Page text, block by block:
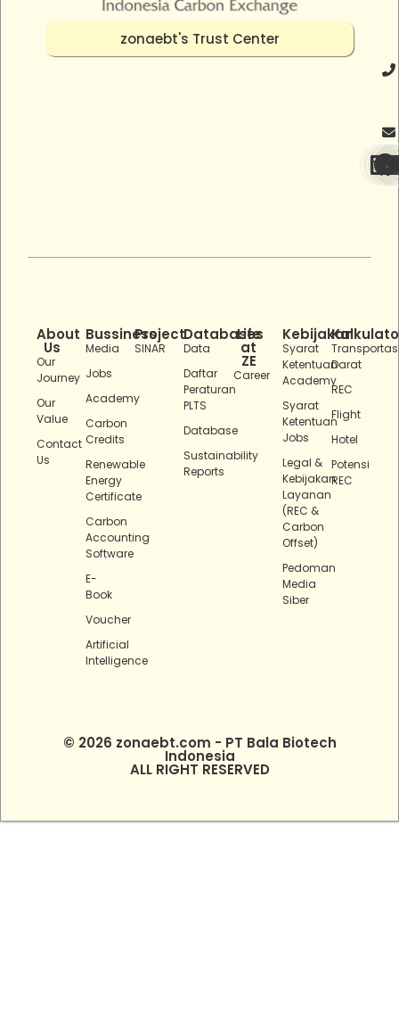
zonaebt's Trust Center
About
Us
Our
Journey
Our
Value
Contact
Us
Bussiness
Media
Jobs
Academy
Carbon
Credits
Renewable
Energy
Certificate
Carbon
Accounting
Software
E-
Book
Voucher
Artificial
Intelligence
Project
SINAR
Databases
Data
Daftar
Peraturan
PLTS
Database
Sustainability
Reports
Life
at
ZE
Career
Kebijakan
Syarat
Ketentuan
Academy
Syarat
Ketentuan
Jobs
Legal &
Kebijakan
Layanan
(REC &
Carbon
Offset)
Pedoman
Media
Siber
Darat
REC
Flight
Hotel
Potensi
REC
© 2026 zonaebt.com - PT Bala Biotech
Indonesia
ALL RIGHT RESERVED